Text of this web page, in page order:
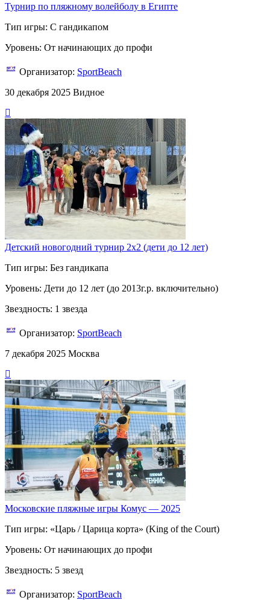
Турнир по пляжному волейболу в Египте
Тип игры: С гандикапом
Уровень: От начинающих до профи
Организатор: SportBeach
30 декабря 2025 Видное
Детский новогодний турнир 2х2 (дети до 12 лет)
Тип игры: Без гандикапа
Уровень: Дети до 12 лет (до 2013г.р. включительно)
Звездность: 1 звезда
Организатор: SportBeach
7 декабря 2025 Москва
Московские пляжные игры Комус — 2025
Тип игры: «Царь / Царица корта» (King of the Court)
Уровень: От начинающих до профи
Звездность: 5 звезд
Организатор: SportBeach